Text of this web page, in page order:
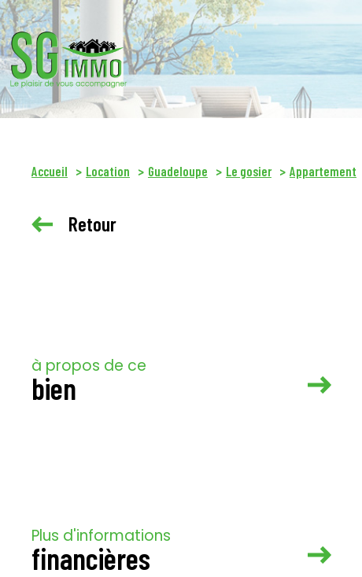
Accueil Location Guadeloupe Le gosier Appartement
Retour
à propos de ce
bien
Plus d'informations
financières